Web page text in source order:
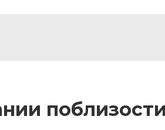
поблизости